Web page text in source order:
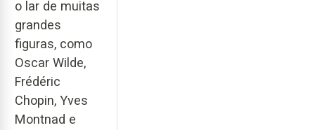
o lar de muitas
grandes
figuras, como
Oscar Wilde,
Frédéric
Chopin, Yves
Montnad e